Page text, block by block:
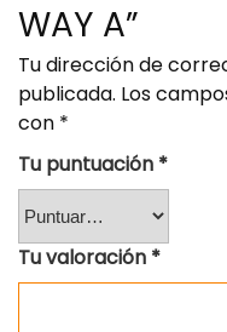
WAY A”
Tu dirección de
publicada. Los
con *
Tu puntuación *
Tu valoración *